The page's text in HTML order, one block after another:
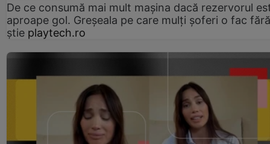
De ce consumă mai mult mașina dacă rezervorul
aproape gol. Greșeala pe care mulți șoferi o fac
știe playtech.ro